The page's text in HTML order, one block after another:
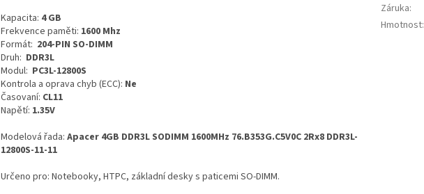
Kapacita: 4 GB
Frekvence paměti: 1600 Mhz
Formát: 204-PIN SO-DIMM
Druh: DDR3L
Modul: PC3L-12800S
Kontrola a oprava chyb (ECC): Ne
Časovaní: CL11
Napětí: 1.35V
Modelová řada: Apacer 4GB DDR3L SODIMM 1600MHz 76.B353G.C5V0C 2Rx8 DDR3L-
12800S-11-11
Určeno pro: Notebooky, HTPC, základní desky s paticemi SO-DIMM.
Záruka:
Hmotnost: